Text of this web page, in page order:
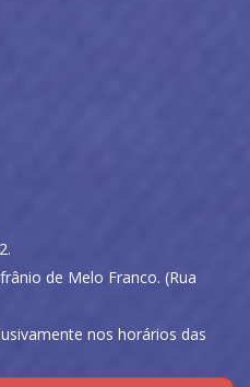
de Melo Franco. (Rua
nos horários das